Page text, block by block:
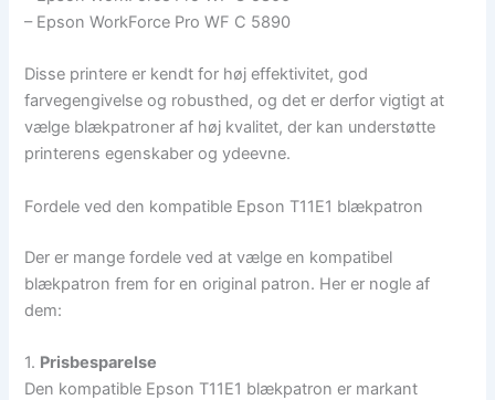
– Epson WorkForce Pro WF C 5890
Disse printere er kendt for høj effektivitet, god
farvegengivelse og robusthed, og det er derfor vigtigt at
vælge blækpatroner af høj kvalitet, der kan understøtte
printerens egenskaber og ydeevne.
Fordele ved den kompatible Epson T11E1 blækpatron
Der er mange fordele ved at vælge en kompatibel
blækpatron frem for en original patron. Her er nogle af
dem:
1. Prisbesparelse
Den kompatible Epson T11E1 blækpatron er markant